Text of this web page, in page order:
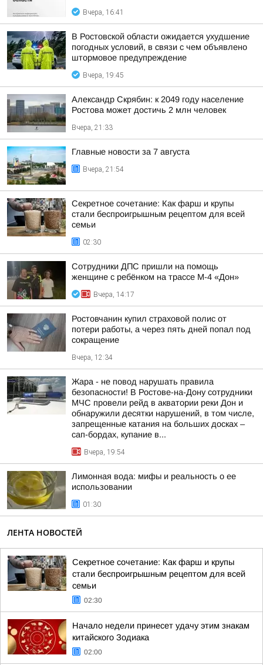
Вчера, 16:41
В Ростовской области ожидается ухудшение
погодных условий, в связи с чем объявлено
штормовое предупреждение
Вчера, 19:45
Александр Скрябин: к 2049 году население
Ростова может достичь 2 млн человек
Вчера, 21:33
Главные новости за 7 августа
Вчера, 21:54
Секретное сочетание: Как фарш и крупы
стали беспроигрышным рецептом для всей
семьи
02:30
Сотрудники ДПС пришли на помощь
женщине с ребёнком на трассе М-4 «Дон»
Вчера, 14:17
Ростовчанин купил страховой полис от
потери работы, а через пять дней попал под
сокращение
Вчера, 12:34
Жара - не повод нарушать правила
безопасности! В Ростове-на-Дону сотрудники
МЧС провели рейд в акватории реки Дон и
обнаружили десятки нарушений, в том числе,
запрещенные катания на больших досках –
сап-бордах, купание в...
Вчера, 19:54
Лимонная вода: мифы и реальность о ее
использовании
01:30
ЛЕНТА НОВОСТЕЙ
Секретное сочетание: Как фарш и крупы
стали беспроигрышным рецептом для всей
семьи
02:30
Начало недели принесет удачу этим знакам
китайского Зодиака
02:00